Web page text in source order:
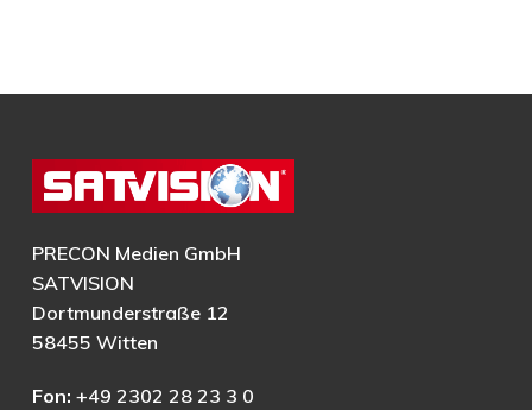
PRECON Medien GmbH
SATVISION
Dortmunderstraße 12
58455 Witten
Fon: +49 2302 28 23 3 0